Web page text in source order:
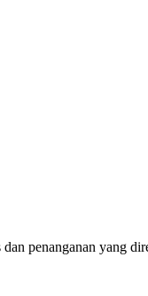
penanganan yang